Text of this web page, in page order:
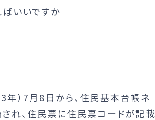
ばいいですか
年）7月8日から、住民基本台帳ネ
され、住民票に住民票コードが記載